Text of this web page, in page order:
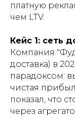
платную
чем LTV.
Кейс 1: сеть
Компания
доставка) в
парадоксом:
чистая
показал, что
через